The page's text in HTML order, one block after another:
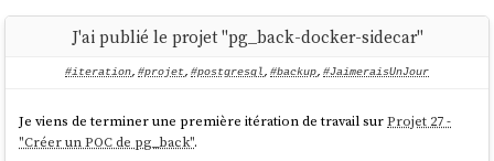
'7ce2ab6f8d29fec0348342d95bfe71899dcb44fa',
    _score: 1,
branches: [ 'main' ], parents: [] }
  {
    _index: 'commits',
            server: { middlewareMode: true },
            appType: 'custom'
        app.use(vite.middlewares);
    } else {
J'ai publié le projet "pg_back-docker-sidecar"
#iteration, #projet, #postgresql, #backup, #JaimeraisUnJour
Je viens de terminer une première itération de travail surProjet 27 -
"Créer un POC de pg_back".